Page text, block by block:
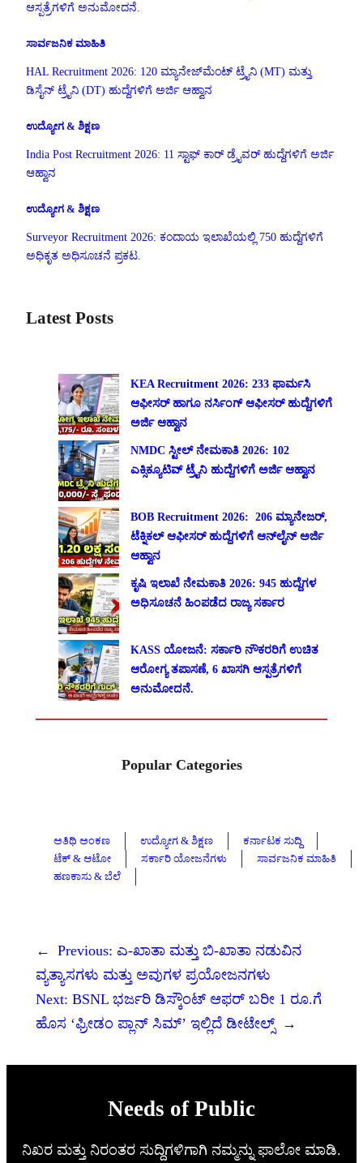
ಆಸ್ಪತ್ರೆಗಳಿಗೆ ಅನುಮೋದನೆ.
ಸಾರ್ವಜನಿಕ ಮಾಹಿತಿ
HAL Recruitment 2026: 120 ಮ್ಯಾನೇಜ್‌ಮೆಂಟ್ ಟ್ರೈನಿ (MT) ಮತ್ತು
ಡಿಸೈನ್ ಟ್ರೈನಿ (DT) ಹುದ್ದೆಗಳಿಗೆ ಅರ್ಜಿ ಆಹ್ವಾನ
ಉದ್ಯೋಗ & ಶಿಕ್ಷಣ
India Post Recruitment 2026: 11 ಸ್ಟಾಫ್ ಕಾರ್ ಡ್ರೈವರ್ ಹುದ್ದೆಗಳಿಗೆ ಅರ್ಜಿ
ಆಹ್ವಾನ
ಉದ್ಯೋಗ & ಶಿಕ್ಷಣ
Surveyor Recruitment 2026: ಕಂದಾಯ ಇಲಾಖೆಯಲ್ಲಿ 750 ಹುದ್ದೆಗಳಿಗೆ
ಅಧಿಕೃತ ಅಧಿಸೂಚನೆ ಪ್ರಕಟ.
Latest Posts
KEA Recruitment 2026: 233 ಫಾರ್ಮಸಿ
ಆಫೀಸರ್ ಹಾಗೂ ನರ್ಸಿಂಗ್ ಆಫೀಸರ್ ಹುದ್ದೆಗಳಿಗೆ
ಅರ್ಜಿ ಆಹ್ವಾನ
NMDC ಸ್ಟೀಲ್ ನೇಮಕಾತಿ 2026: 102
ಎಕ್ಸಿಕ್ಯೂಟಿವ್ ಟ್ರೈನಿ ಹುದ್ದೆಗಳಿಗೆ ಅರ್ಜಿ ಆಹ್ವಾನ
BOB Recruitment 2026: 206 ಮ್ಯಾನೇಜರ್,
ಟೆಕ್ನಿಕಲ್ ಆಫೀಸರ್ ಹುದ್ದೆಗಳಿಗೆ ಆನ್‌ಲೈನ್ ಅರ್ಜಿ
ಆಹ್ವಾನ
ಕೃಷಿ ಇಲಾಖೆ ನೇಮಕಾತಿ 2026: 945 ಹುದ್ದೆಗಳ
ಅಧಿಸೂಚನೆ ಹಿಂಪಡೆದ ರಾಜ್ಯ ಸರ್ಕಾರ
KASS ಯೋಜನೆ: ಸರ್ಕಾರಿ ನೌಕರರಿಗೆ ಉಚಿತ
ಆರೋಗ್ಯ ತಪಾಸಣೆ, 6 ಖಾಸಗಿ ಆಸ್ಪತ್ರೆಗಳಿಗೆ
ಅನುಮೋದನೆ.
Popular Categories
ಅತಿಥಿ ಅಂಕಣ ಉದ್ಯೋಗ & ಶಿಕ್ಷಣ
ಕರ್ನಾಟಕ ಸುದ್ದಿ
ಟೆಕ್ & ಆಟೋ
ಸರ್ಕಾರಿ ಯೋಜನೆಗಳು
ಸಾರ್ವಜನಿಕ ಮಾಹಿತಿ
ಹಣಕಾಸು & ಬೆಲೆ
← Previous: ಎ-ಖಾತಾ ಮತ್ತು ಬಿ-ಖಾತಾ ನಡುವಿನ
ವ್ಯತ್ಯಾಸಗಳು ಮತ್ತು ಅವುಗಳ ಪ್ರಯೋಜನಗಳು
Next: BSNL ಭರ್ಜರಿ ಡಿಸ್ಕೌಂಟ್ ಆಫರ್ ಬರೀ 1 ರೂ.ಗೆ
ಹೊಸ ‘ಫ್ರೀಡಂ ಪ್ಲಾನ್ ಸಿಮ್’ ಇಲ್ಲಿದೆ ಡೀಟೇಲ್ಸ್ →
Needs of Public
ನಿಖರ ಮತ್ತು ನಿರಂತರ ಸುದ್ದಿಗಳಿಗಾಗಿ ನಮ್ಮನ್ನು ಫಾಲೋ ಮಾಡಿ.